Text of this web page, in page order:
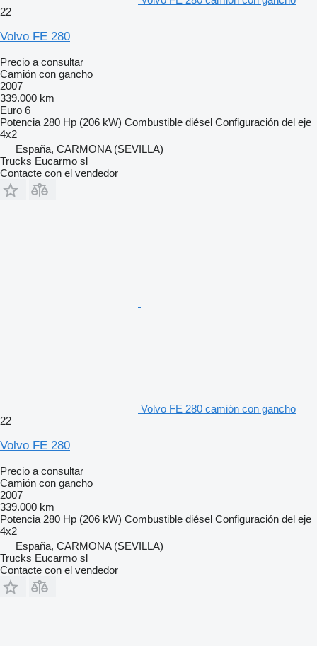
22
Volvo FE 280
Precio a consultar
Camión con gancho
2007
339.000 km
Euro 6
Potencia 280 Hp (206 kW) Combustible diésel Configuración del eje
4x2
España, CARMONA (SEVILLA)
Trucks Eucarmo sl
Contacte con el vendedor
Volvo FE 280 camión con gancho
22
Volvo FE 280
Precio a consultar
Camión con gancho
2007
339.000 km
Potencia 280 Hp (206 kW) Combustible diésel Configuración del eje
4x2
España, CARMONA (SEVILLA)
Trucks Eucarmo sl
Contacte con el vendedor